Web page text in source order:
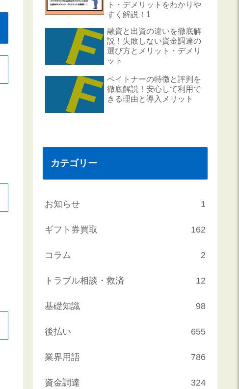
ト・デメリットをわかりや
すく解説！1
融資と出資の違いを徹底解
説！失敗しない資金調達の
選び方とメリット・デメリ
ット
ペイトナーの特徴と評判を
徹底解説！安心して利用で
きる理由と導入メリット
カテゴリー
お知らせ 1
ギフト券買取 162
コラム 2
トラブル相談・救済 12
基礎知識 98
後払い 655
業界用語 786
資金調達 324